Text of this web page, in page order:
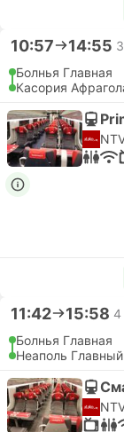
10:57 14:55
Болнья Главная
Касория
11:42 15:58 4
Болнья Главная
Неаполь Главный